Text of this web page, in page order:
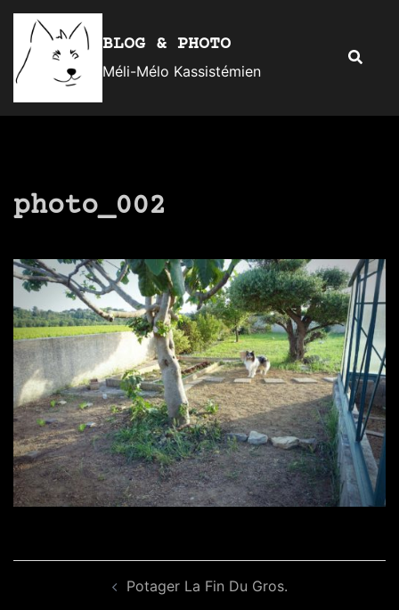
Aller
contenu
BLOG & PHOTO
Méli-Mélo Kassistémien
photo_002
d’article Potager La Fin Du Gros.